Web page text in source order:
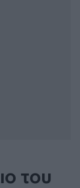
του